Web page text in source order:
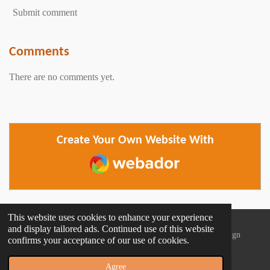
This website uses cookies to enhance your experience
and display tailored ads. Continued use of this website
confirms your acceptance of our use of cookies.
Agree
Submit comment
Comments
There are no comments yet.
Create Your Own Website With
Webador
© 2023 Knjige u svom filmu -Created: Tonkica Palonkica / Design
Krunoslav Kezić